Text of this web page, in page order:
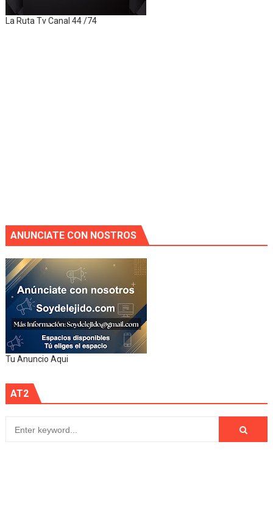
La Ruta Tv Canal 44 /74
ANUNCIATE CON NOSTROS
Tu Anuncio Aqui
AT2